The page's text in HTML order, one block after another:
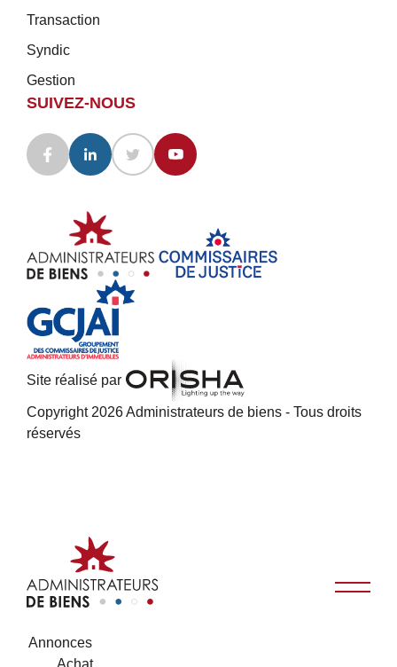
Transaction
Syndic
Gestion
SUIVEZ-NOUS
Site réalisé par
Copyright 2026 Administrateurs de biens - Tous droits
réservés
Annonces
Achat